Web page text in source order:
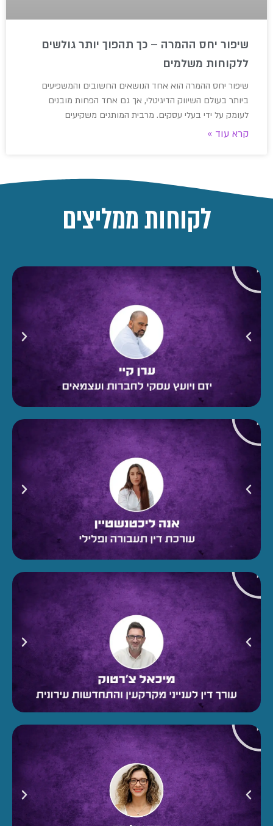
שיפור יחס ההמרה – כך תהפוך יותר גולשים
ללקוחות משלמים
שיפור יחס ההמרה הוא אחד הנושאים החשובים והמשפיעים
ביותר בעולם השיווק הדיגיטלי, אך גם אחד הפחות מובנים
לעומק על ידי בעלי עסקים. מרבית המותגים משקיעים
קרא עוד »
לקוחות ממליצים